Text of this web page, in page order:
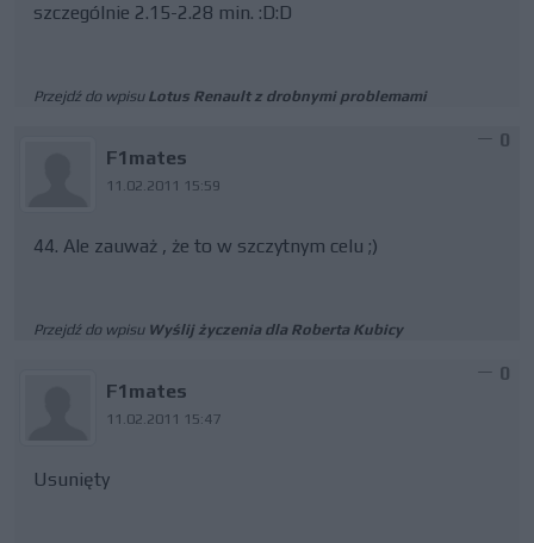
szczególnie 2.15-2.28 min. :D:D
Przejdź do wpisu Lotus Renault z drobnymi problemami
F1mates
11.02.2011 15:59
0
44. Ale zauważ , że to w szczytnym celu ;)
Przejdź do wpisu Wyślij życzenia dla Roberta Kubicy
F1mates
11.02.2011 15:47
0
Usunięty